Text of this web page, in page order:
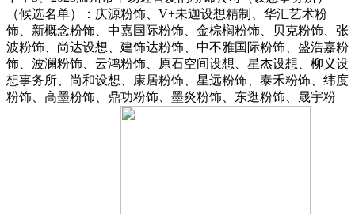
（候选名单）：庆源粉饰、V+未迦设想精制、华汇艺术粉
饰、新概念粉饰、中嘉国际粉饰、金棕榈粉饰、贝克粉饰、张
波粉饰、尚达设想、建饰达粉饰、中不雅国际粉饰、盛浩嘉粉
饰、波澜粉饰、云鸿粉饰、原石空间设想、星杰设想、柳义设
想事务所、尚和设想、康居粉饰、星远粉饰、泰禾粉饰、纬度
粉饰、高墨粉饰、鼎功粉饰、墨炎粉饰、东逛粉饰、晟宇粉